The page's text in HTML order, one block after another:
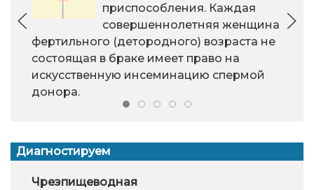
приспособления. Каждая
совершеннолетняя женщина
фертильного (детородного) возраста не
состоящая в браке имеет право на
искусственную инсеминацию спермой
донора.
Диагностируем
Чрезпищеводная